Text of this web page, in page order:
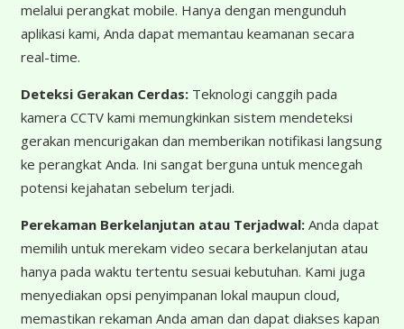
melalui perangkat mobile. Hanya dengan mengunduh
aplikasi kami, Anda dapat memantau keamanan secara
real-time.
Deteksi Gerakan Cerdas:Teknologi canggih pada
kamera CCTV kami memungkinkan sistem mendeteksi
gerakan mencurigakan dan memberikan notifikasi langsung
ke perangkat Anda. Ini sangat berguna untuk mencegah
potensi kejahatan sebelum terjadi.
Perekaman Berkelanjutan atau Terjadwal:Anda dapat
memilih untuk merekam video secara berkelanjutan atau
hanya pada waktu tertentu sesuai kebutuhan. Kami juga
menyediakan opsi penyimpanan lokal maupun cloud,
memastikan rekaman Anda aman dan dapat diakses kapan